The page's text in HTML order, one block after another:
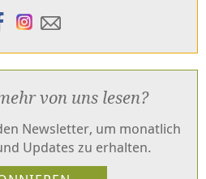
von uns lesen?
Newsletter, um monatlich
Updates zu erhalten.